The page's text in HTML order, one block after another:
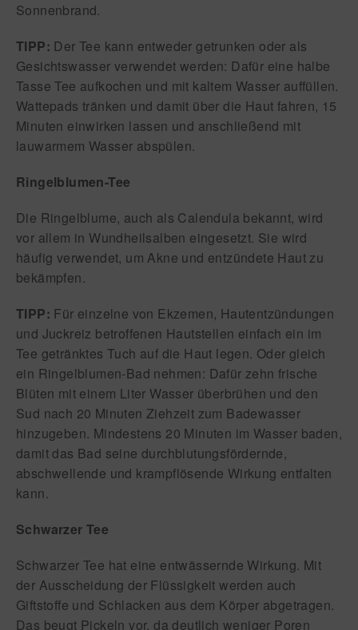
Sonnenbrand.
TIPP: Der Tee kann entweder getrunken oder als
Gesichtswasser verwendet werden: Dafür eine halbe
Tasse Tee aufkochen und mit kaltem Wasser auffüllen.
Wattepads tränken und damit über die Haut fahren, 15
Minuten einwirken lassen und anschließend mit
lauwarmem Wasser abspülen.
Ringelblumen-Tee
Die Ringelblume, auch als Calendula bekannt, wird
vor allem in Wundheilsalben eingesetzt. Sie wird
häufig verwendet, umAkne und entzündete Hautzu
bekämpfen.
TIPP: Für einzelne von Ekzemen, Hautentzündungen
und Juckreiz betroffenen Hautstellen einfach ein im
Tee getränktes Tuch auf die Haut legen. Oder gleich
ein Ringelblumen-Bad nehmen: Dafür zehn frische
Blüten mit einem Liter Wasser überbrühen und den
Sud nach 20 Minuten Ziehzeit zum Badewasser
hinzugeben. Mindestens 20 Minuten im Wasser baden,
damit das Bad seine durchblutungsfördernde,
abschwellende und krampflösende Wirkung entfalten
kann.
Schwarzer Tee
Schwarzer Tee hat eine entwässernde Wirkung. Mit
der Ausscheidung der Flüssigkeit werden auch
Giftstoffe und Schlacken aus dem Körper abgetragen.
Das beugt Pickelnvor, da deutlich weniger Poren